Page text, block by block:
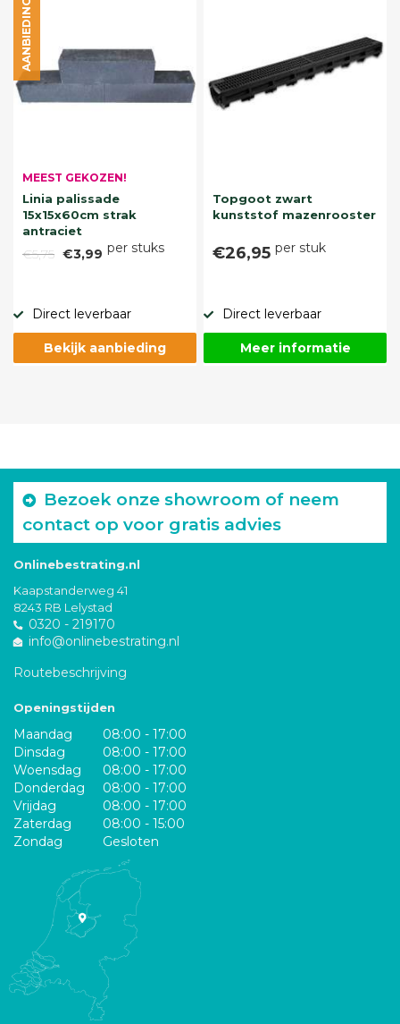
MEEST GEKOZEN!
Linia palissade
15x15x60cm strak
antraciet
€5,75 €3,99 per stuks
AANBIEDING
Direct leverbaar
Bekijk aanbieding
Topgoot zwart
kunststof mazenrooster
€26,95 per stuk
Direct leverbaar
Meer informatie
Bezoek onze showroom of neem
contact op voor gratis advies
Onlinebestrating.nl
Kaapstanderweg 41
8243 RB Lelystad
0320 - 219170
info@onlinebestrating.nl
Routebeschrijving
Openingstijden
Maandag
08:00 - 17:00
Dinsdag
08:00 - 17:00
Woensdag
08:00 - 17:00
Donderdag
08:00 - 17:00
Vrijdag
08:00 - 17:00
Zaterdag
08:00 - 15:00
Zondag
Gesloten